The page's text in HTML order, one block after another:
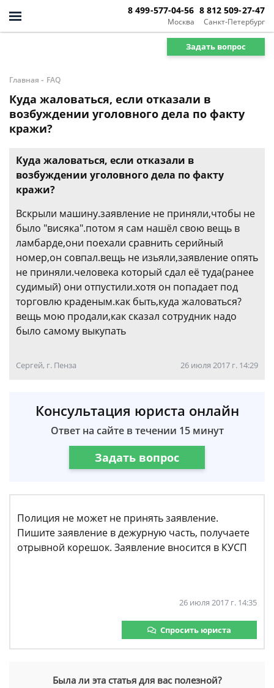
Москва
8 499-577-04-56
Санкт-Петербург
8 812 509-27-47
Задать вопрос
Главная - FAQ
Куда жаловаться, если отказали в
возбуждении уголовного дела по факту
кражи?
Куда жаловаться, если отказали в
возбуждении уголовного дела по факту
кражи?
Вскрыли машину.заявление не приняли,чтобы не
было "висяка".потом я сам нашёл свою вещь в
ламбарде,они поехали сравнить серийный
номер,он совпал.вещь не изьяли,заявление опять
не приняли.человека который сдал её туда(ранее
судимый) они отпустили.хотя он попадает под
торговлю краденым.как быть,куда жаловаться?
вещь мою продали,как сказал сотрудник надо
было самому выкупать
Сергей, г. Пенза 26 июля 2017 г. 14:29
Консультация юриста онлайн
Ответ на сайте в течении 15 минут
Задать вопрос
Полиция не может не принять заявление.
Пишите заявление в дежурную часть, получаете
отрывной корешок. Заявление вносится в КУСП
26 июля 2017 г. 14:35
Спросить юриста
Была ли эта статья для вас полезной?